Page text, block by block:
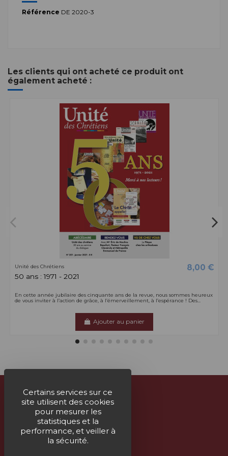
Certains services sur ce
site utilisent des cookies
pour mesurer les
statistiques et la
performance, et veiller à
la sécurité.
Référence DE 2020-3
Les clients qui ont acheté ce produit ont
également acheté :
Unité des Chrétiens 8,00 €
50 ans : 1971 - 2021
En cette année jubilaire des cinquante ans de la revue, nous sommes heureux
de vous inviter à l’action de grâce, à l’émerveillement, à l’espérance ! Des...
Ajouter au panier
À propos
Nous contacter